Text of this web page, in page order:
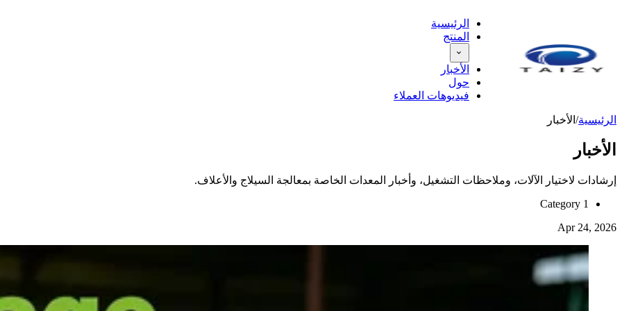
الرئيسية
المنتج
الأخبار
حول
فيديوهات العملاء
الرئيسية/ الأخبار
الأخبار
إرشادات لاختيار الآلات، وملاحظات التشغيل، وأخبار المعدات الخاصة بمعالجة السيلاج والأعلاف.
Category 1
Apr 24, 2026